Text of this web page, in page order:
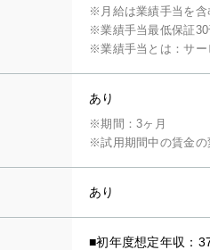
※月給は業績手当を含
※業績手当最低保証30
※業績手当とは：サー
あり
※期間：3ヶ月
※試用期間中の賃金の
あり
■初年度想定年収：